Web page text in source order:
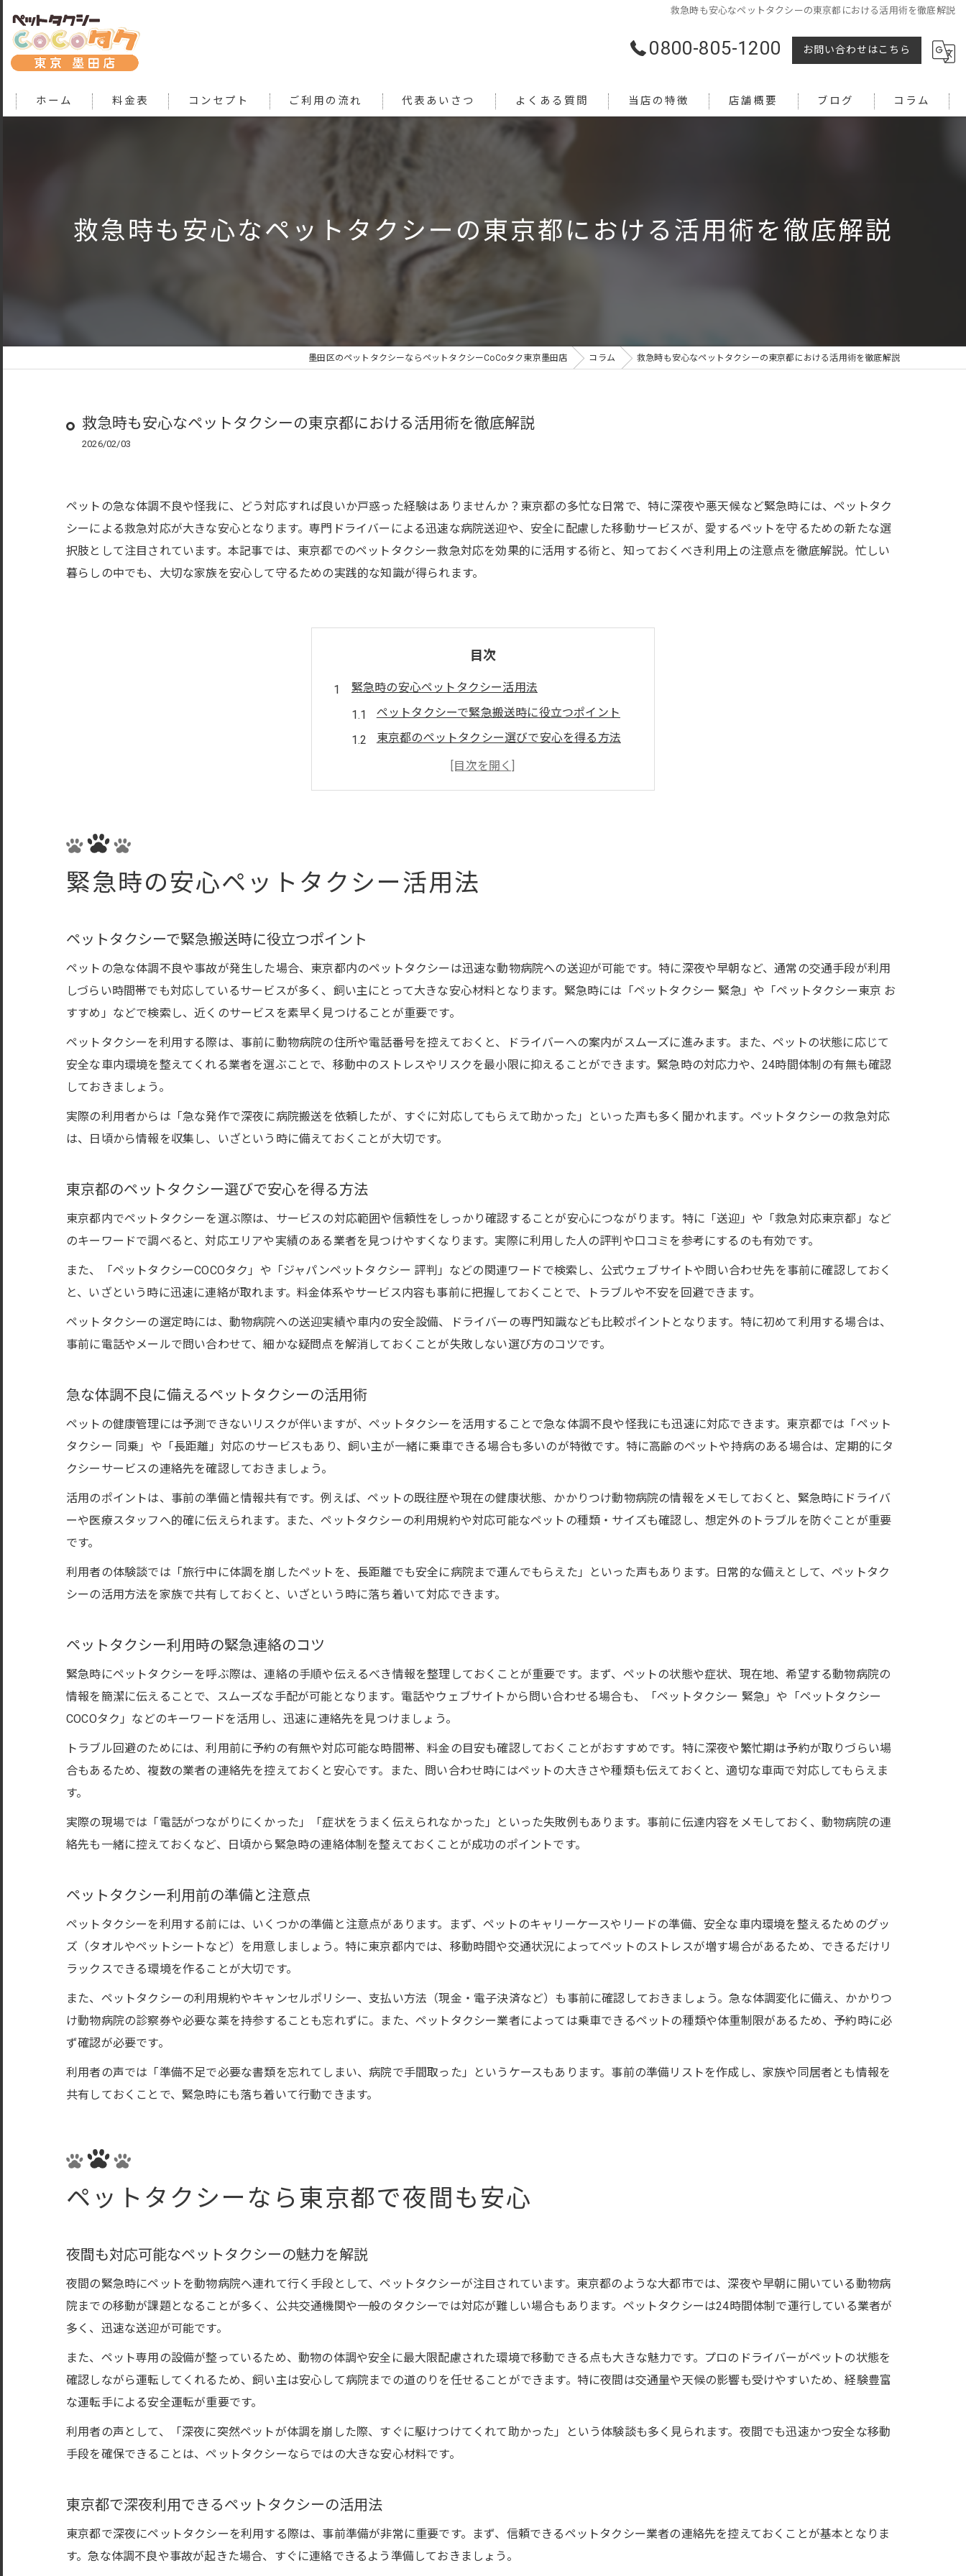
救急時も安心なペットタクシーの東京都における活用術を徹底解説
0800-805-1200 お問い合わせはこちら
ホーム 料金表 コンセプト ご利用の流れ 代表あいさつ よくある質問 当店の特徴 店舗概要 ブログ コラム
救急時も安心なペットタクシーの東京都における活用術を徹底解説
墨田区のペットタクシーならペットタクシーCoCoタク東京墨田店 コラム 救急時も安心なペットタクシーの東京都における活用術を徹底解説
救急時も安心なペットタクシーの東京都における活用術を徹底解説
2026/02/03
ペットの急な体調不良や怪我に、どう対応すれば良いか戸惑った経験はありませんか？東京都の多忙な日常で、特に深夜や悪天候など緊急時には、ペットタク
シーによる救急対応が大きな安心となります。専門ドライバーによる迅速な病院送迎や、安全に配慮した移動サービスが、愛するペットを守るための新たな選
択肢として注目されています。本記事では、東京都でのペットタクシー救急対応を効果的に活用する術と、知っておくべき利用上の注意点を徹底解説。忙しい
暮らしの中でも、大切な家族を安心して守るための実践的な知識が得られます。
目次
緊急時の安心ペットタクシー活用法
ペットタクシーで緊急搬送時に役立つポイント
東京都のペットタクシー選びで安心を得る方法
急な体調不良に備えるペットタクシーの活用術
ペットタクシー利用時の緊急連絡のコツ
東京都で深夜利用できるペットタクシーの活用法
東京都の夜に強いペットタクシーの選び方
救急対応に強いペットタクシーの選び方
救急時に信頼できるペットタクシーの見極め方
東京都で評判の高いペットタクシーを選ぶ方法
ペットタクシー緊急対応のサービス比較ポイント
ペットタクシー選びで確認すべき緊急対応能力
東京都で注目のペットタクシーの安全性
ペットタクシーの車両設備と安全への配慮
ペットタクシー利用時の同乗者安全ポイント
安心して利用できるペットタクシーの特徴
もしもの時に頼れるペットタクシー特集
緊急時に頼りになるペットタクシーの選択基準
ペットタクシー同乗で安心できる理由を紹介
もしもの時のために知っておくべき利用方法
ペットタクシー同乗で叶える安全送迎
飼い主も安心できるペットタクシー同乗体験談
ペットタクシー同乗時のルールとマナーを解説
ペットタクシー利用時の同乗者に必要な準備
緊急時の安心ペットタクシー活用法
ペットタクシーで緊急搬送時に役立つポイント
ペットの急な体調不良や事故が発生した場合、東京都内のペットタクシーは迅速な動物病院への送迎が可能です。特に深夜や早朝など、通常の交通手段が利用
しづらい時間帯でも対応しているサービスが多く、飼い主にとって大きな安心材料となります。緊急時には「ペットタクシー 緊急」や「ペットタクシー東京 お
すすめ」などで検索し、近くのサービスを素早く見つけることが重要です。
ペットタクシーを利用する際は、事前に動物病院の住所や電話番号を控えておくと、ドライバーへの案内がスムーズに進みます。また、ペットの状態に応じて
安全な車内環境を整えてくれる業者を選ぶことで、移動中のストレスやリスクを最小限に抑えることができます。緊急時の対応力や、24時間体制の有無も確認
しておきましょう。
実際の利用者からは「急な発作で深夜に病院搬送を依頼したが、すぐに対応してもらえて助かった」といった声も多く聞かれます。ペットタクシーの救急対応
は、日頃から情報を収集し、いざという時に備えておくことが大切です。
東京都のペットタクシー選びで安心を得る方法
東京都内でペットタクシーを選ぶ際は、サービスの対応範囲や信頼性をしっかり確認することが安心につながります。特に「送迎」や「救急対応東京都」など
のキーワードで調べると、対応エリアや実績のある業者を見つけやすくなります。実際に利用した人の評判や口コミを参考にするのも有効です。
また、「ペットタクシーCOCOタク」や「ジャパンペットタクシー 評判」などの関連ワードで検索し、公式ウェブサイトや問い合わせ先を事前に確認しておく
と、いざという時に迅速に連絡が取れます。料金体系やサービス内容も事前に把握しておくことで、トラブルや不安を回避できます。
ペットタクシーの選定時には、動物病院への送迎実績や車内の安全設備、ドライバーの専門知識なども比較ポイントとなります。特に初めて利用する場合は、
事前に電話やメールで問い合わせて、細かな疑問点を解消しておくことが失敗しない選び方のコツです。
急な体調不良に備えるペットタクシーの活用術
ペットの健康管理には予測できないリスクが伴いますが、ペットタクシーを活用することで急な体調不良や怪我にも迅速に対応できます。東京都では「ペット
タクシー 同乗」や「長距離」対応のサービスもあり、飼い主が一緒に乗車できる場合も多いのが特徴です。特に高齢のペットや持病のある場合は、定期的にタ
クシーサービスの連絡先を確認しておきましょう。
活用のポイントは、事前の準備と情報共有です。例えば、ペットの既往歴や現在の健康状態、かかりつけ動物病院の情報をメモしておくと、緊急時にドライバ
ーや医療スタッフへ的確に伝えられます。また、ペットタクシーの利用規約や対応可能なペットの種類・サイズも確認し、想定外のトラブルを防ぐことが重要
です。
利用者の体験談では「旅行中に体調を崩したペットを、長距離でも安全に病院まで運んでもらえた」といった声もあります。日常的な備えとして、ペットタク
シーの活用方法を家族で共有しておくと、いざという時に落ち着いて対応できます。
ペットタクシー利用時の緊急連絡のコツ
緊急時にペットタクシーを呼ぶ際は、連絡の手順や伝えるべき情報を整理しておくことが重要です。まず、ペットの状態や症状、現在地、希望する動物病院の
情報を簡潔に伝えることで、スムーズな手配が可能となります。電話やウェブサイトから問い合わせる場合も、「ペットタクシー 緊急」や「ペットタクシー
COCOタク」などのキーワードを活用し、迅速に連絡先を見つけましょう。
トラブル回避のためには、利用前に予約の有無や対応可能な時間帯、料金の目安も確認しておくことがおすすめです。特に深夜や繁忙期は予約が取りづらい場
合もあるため、複数の業者の連絡先を控えておくと安心です。また、問い合わせ時にはペットの大きさや種類も伝えておくと、適切な車両で対応してもらえま
す。
実際の現場では「電話がつながりにくかった」「症状をうまく伝えられなかった」といった失敗例もあります。事前に伝達内容をメモしておく、動物病院の連
絡先も一緒に控えておくなど、日頃から緊急時の連絡体制を整えておくことが成功のポイントです。
ペットタクシー利用前の準備と注意点
ペットタクシーを利用する前には、いくつかの準備と注意点があります。まず、ペットのキャリーケースやリードの準備、安全な車内環境を整えるためのグッ
ズ（タオルやペットシートなど）を用意しましょう。特に東京都内では、移動時間や交通状況によってペットのストレスが増す場合があるため、できるだけリ
ラックスできる環境を作ることが大切です。
また、ペットタクシーの利用規約やキャンセルポリシー、支払い方法（現金・電子決済など）も事前に確認しておきましょう。急な体調変化に備え、かかりつ
け動物病院の診察券や必要な薬を持参することも忘れずに。また、ペットタクシー業者によっては乗車できるペットの種類や体重制限があるため、予約時に必
ず確認が必要です。
利用者の声では「準備不足で必要な書類を忘れてしまい、病院で手間取った」というケースもあります。事前の準備リストを作成し、家族や同居者とも情報を
共有しておくことで、緊急時にも落ち着いて行動できます。
ペットタクシーなら東京都で夜間も安心
夜間も対応可能なペットタクシーの魅力を解説
夜間の緊急時にペットを動物病院へ連れて行く手段として、ペットタクシーが注目されています。東京都のような大都市では、深夜や早朝に開いている動物病
院までの移動が課題となることが多く、公共交通機関や一般のタクシーでは対応が難しい場合もあります。ペットタクシーは24時間体制で運行している業者が
多く、迅速な送迎が可能です。
また、ペット専用の設備が整っているため、動物の体調や安全に最大限配慮された環境で移動できる点も大きな魅力です。プロのドライバーがペットの状態を
確認しながら運転してくれるため、飼い主は安心して病院までの道のりを任せることができます。特に夜間は交通量や天候の影響も受けやすいため、経験豊富
な運転手による安全運転が重要です。
利用者の声として、「深夜に突然ペットが体調を崩した際、すぐに駆けつけてくれて助かった」という体験談も多く見られます。夜間でも迅速かつ安全な移動
手段を確保できることは、ペットタクシーならではの大きな安心材料です。
東京都で深夜利用できるペットタクシーの活用法
東京都で深夜にペットタクシーを利用する際は、事前準備が非常に重要です。まず、信頼できるペットタクシー業者の連絡先を控えておくことが基本となりま
す。急な体調不良や事故が起きた場合、すぐに連絡できるよう準備しておきましょう。